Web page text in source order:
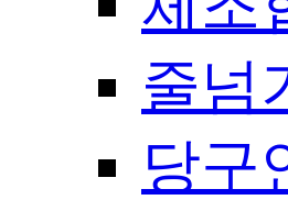
줄넘
당구